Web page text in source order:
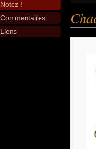
Notez !
Commentaires
Liens